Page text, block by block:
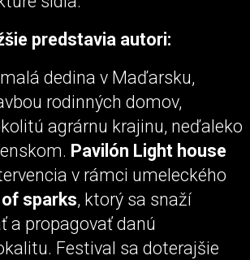
predstavia autori:
dedina v Maďarsku,
rodinných domov,
agrárnu krajinu, neďaleko
Pavilón Light house
v rámci umeleckého
of sparks, ktorý sa snaží
a propagovať danú
Festival sa doterajšie